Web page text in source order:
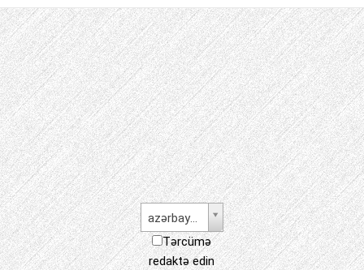
azərbaycan dili
Tərcümə
redaktə edin